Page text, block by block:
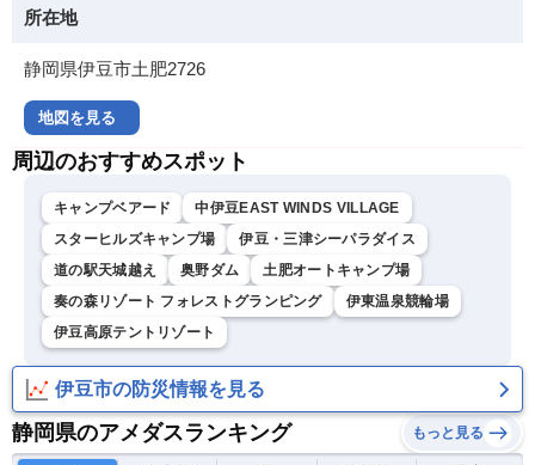
所在地
静岡県伊豆市土肥2726
地図を見る
周辺のおすすめスポット
キャンプベアード
中伊豆EAST WINDS VILLAGE
スターヒルズキャンプ場
伊豆・三津シーパラダイス
道の駅天城越え
奥野ダム
土肥オートキャンプ場
奏の森リゾート フォレストグランピング
伊東温泉競輪場
伊豆高原テントリゾート
伊豆市の防災情報を見る
静岡県のアメダスランキング もっと見る